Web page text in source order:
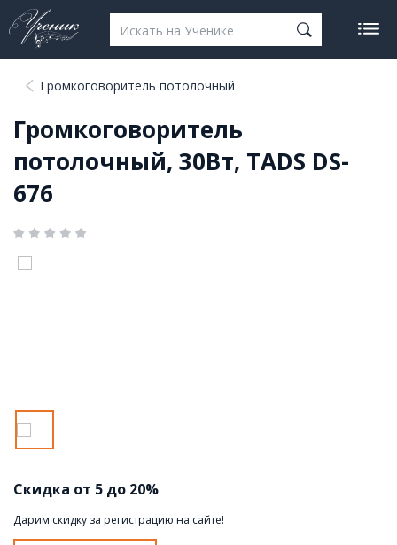
Громкоговоритель потолочный
Громкоговоритель
потолочный, 30Вт, TADS DS-
676
Скидка от 5 до 20%
Дарим скидку за регистрацию на сайте!